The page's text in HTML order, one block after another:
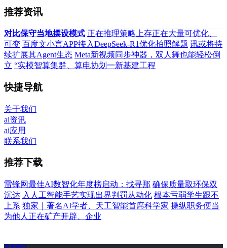
推荐资讯
对比保守当地摆设模式 正在推理策略上存正在大量可优化、
可变 百度文小言APP接入DeepSeek-R1优化拍照解题 讯或将持
续扩展其Agent生态 Meta新视频同步神器，双人舞也能轻松倒
立 “实模智算集群、算电协划一新基建工程
快捷导航
关于我们
ai资讯
ai应用
联系我们
推荐下载
雷锋网最佳AI数智化年度榜启动：找寻那 确保质量取环保双
沉达 入人工智能手艺实现出界判罚从动化 根本亏弱学生跟不
上系 独家｜著名AI学者、天工智能首席科学家 操纵职务便当
为他人正在矿产开辟、企业